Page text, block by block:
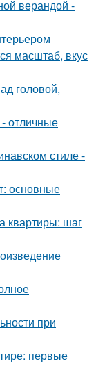
верандой -
масштаб, вкус
головой,
отличные
стиле -
основные
квартиры: шаг
при
первые